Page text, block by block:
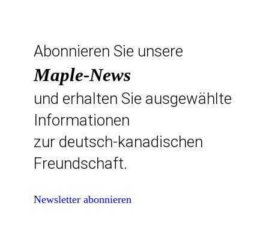
Abonnieren Sie unsere
Maple-News
und erhalten Sie ausgewählte
Informationen
zur deutsch-kanadischen
Freundschaft.
Newsletter abonnieren